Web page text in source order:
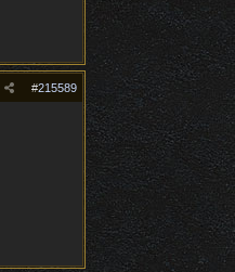
#215589